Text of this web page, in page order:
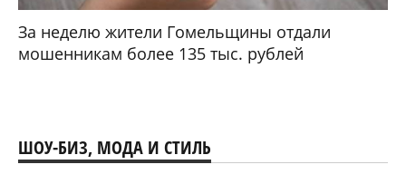
За неделю жители Гомельщины отдали
мошенникам более 135 тыс. рублей
ШОУ-БИЗ, МОДА И СТИЛЬ